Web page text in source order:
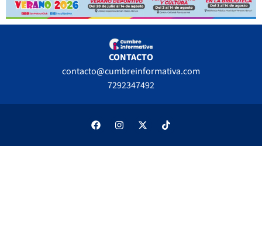
CONTACTO
contacto@cumbreinformativa.com
7292347492